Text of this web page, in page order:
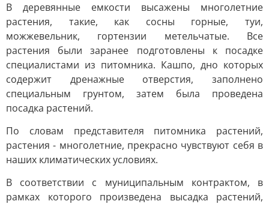
В деревянные емкости высажены многолетние
растения, такие, как сосны горные, туи,
можжевельник, гортензии метельчатые. Все
растения были заранее подготовлены к посадке
специалистами из питомника. Кашпо, дно которых
содержит дренажные отверстия, заполнено
специальным грунтом, затем была проведена
посадка растений.
По словам представителя питомника растений,
растения - многолетние, прекрасно чувствуют себя в
наших климатических условиях.
В соответствии с муниципальным контрактом, в
рамках которого произведена высадка растений,